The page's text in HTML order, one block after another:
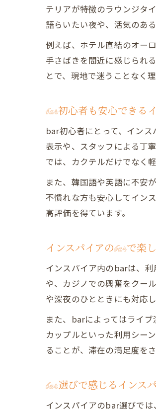
テリアが特徴のラウンジタ
語らいたい夜や、活気のあ
例えば、ホテル直結のオー
手さばきを間近に感じられ
とで、現地で迷うことなく
bar初心者も安心できる
bar初心者にとって、イン
表示や、スタッフによる丁
では、カクテルだけでなく
また、韓国語や英語に不安
不慣れな方も安心してイン
高評価を得ています。
インスパイアのbarで楽
インスパイア内のbarは、
や、カジノでの興奮をクー
や深夜のひとときにも対応し
また、barによってはライ
カップルといった利用シー
ることが、滞在の満足度を
bar選びで感じるインス
インスパイアのbar選びで